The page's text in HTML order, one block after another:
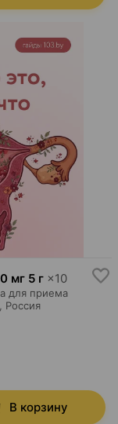
мг 5 г ×10
для приема
, Россия
В корзину